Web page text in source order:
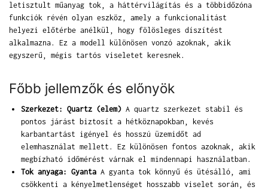
letisztult műanyag tok, a háttérvilágítás és a többidőzóna
funkciók révén olyan eszköz, amely a funkcionalitást
helyezi előtérbe anélkül, hogy fölösleges díszítést
alkalmazna. Ez a modell különösen vonzó azoknak, akik
egyszerű, mégis tartós viseletet keresnek.
Főbb jellemzők és előnyök
Szerkezet: Quartz (elem) A quartz szerkezet stabil és
pontos járást biztosít a hétköznapokban, kevés
karbantartást igényel és hosszú üzemidőt ad
elemhasználat mellett. Ez különösen fontos azoknak, akik
megbízható időmérést várnak el mindennapi használatban.
Tok anyaga: Gyanta A gyanta tok könnyű és ütésálló, ami
csökkenti a kényelmetlenséget hosszabb viselet során, és